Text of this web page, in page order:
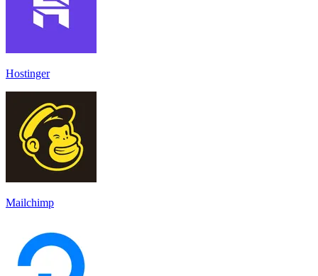
Hostinger
Mailchimp